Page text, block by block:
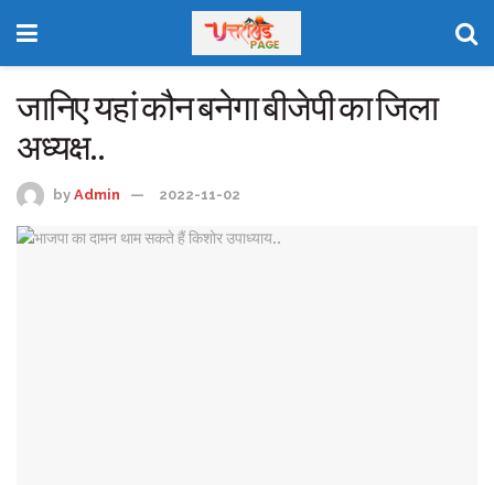
जानिए यहां कौन बनेगा बीजेपी का जिला
अध्यक्ष..
by Admin 2022-11-02